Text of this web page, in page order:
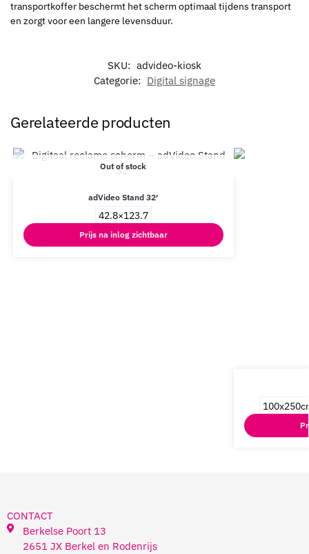
transportkoffer beschermt het scherm optimaal tijdens transport
en zorgt voor een langere levensduur.
SKU: advideo-kiosk
Categorie: Digital signage
Gerelateerde producten
Out of stock
adVideo Stand 32′
42.8×123.7
Prijs na inlog zichtbaar
CONTACT
Berkelse Poort 13
2651 JX Berkel en Rodenrijs